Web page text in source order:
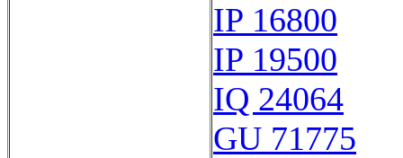
IP 16800
IP 19500
IQ 24064
GU 71775